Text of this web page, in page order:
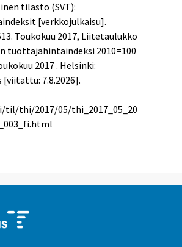
tilasto (SVT):
[verkkojulkaisu].
Toukokuu 2017, Liitetaulukko
tuottajahintaindeksi 2010=100
2017 . Helsinki:
7.8.2026].
thi/2017/05/thi_2017_05_20